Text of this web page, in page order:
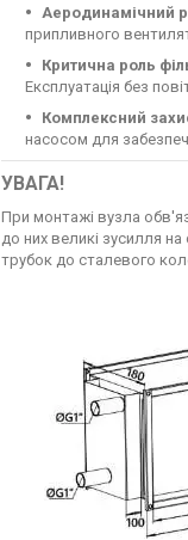
Аеродинамічний
припливного
Критична роль
Експлуатація без
Комплексний
насосом для
УВАГА!
При монтажі вузла
до них великі зусилля
трубок до сталевого